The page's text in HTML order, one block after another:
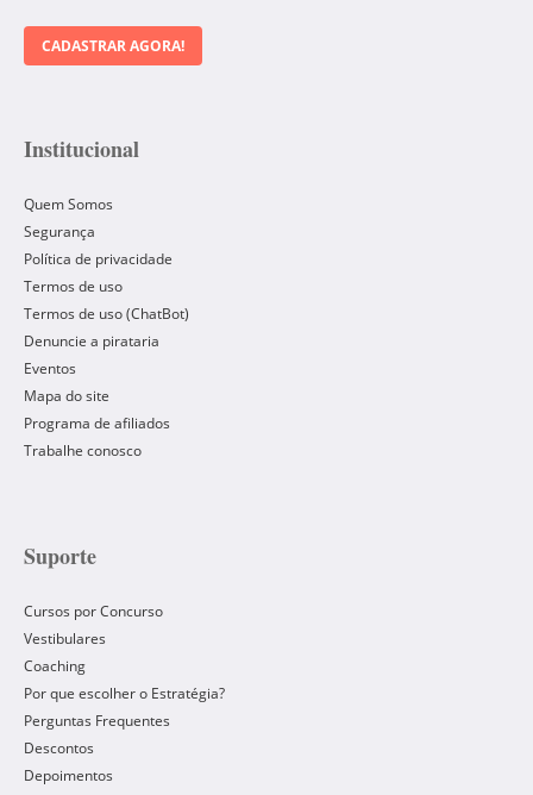
CADASTRAR AGORA!
Institucional
Quem Somos
Segurança
Política de privacidade
Termos de uso
Termos de uso (ChatBot)
Denuncie a pirataria
Eventos
Mapa do site
Programa de afiliados
Trabalhe conosco
Suporte
Cursos por Concurso
Vestibulares
Coaching
Por que escolher o Estratégia?
Perguntas Frequentes
Descontos
Depoimentos